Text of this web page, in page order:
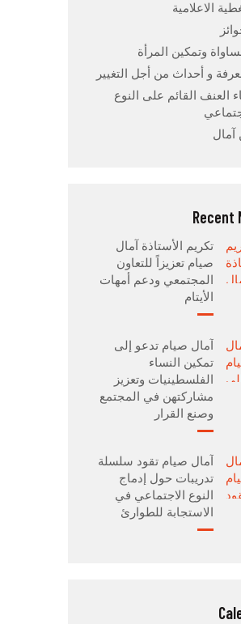
الاعلامية
وتمكين المرأة
و أحداث من أجل التغيير
العنف القائم على النوع
آمال
Recent
تكريم الأستاذة آمال
صيام تعزيزاً للتعاون
المجتمعي ودعم أمهات
الأيتام
آمال صيام تدعو إلى
تمكين النساء
الفلسطينيات وتعزيز
مشاركتهن في المجتمع
وصنع القرار
آمال صيام تقود سلسلة
تدريبات حول إدماج
النوع الاجتماعي في
الاستجابة للطوارئ